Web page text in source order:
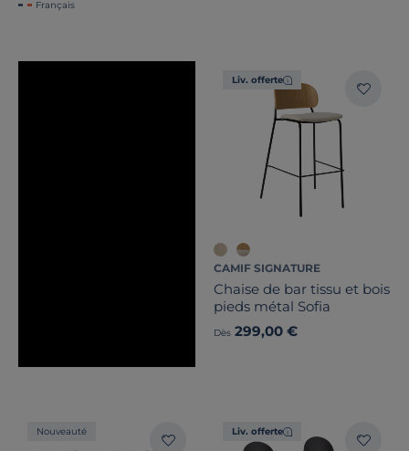
Français
Liv. offerte
CAMIF SIGNATURE
Chaise de bar tissu et bois
pieds métal Sofia
Dès 299,00 €
Nouveauté Liv. offerte